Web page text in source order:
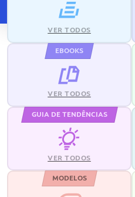
VER TODOS
EBOOKS
VER TODOS
GUIA DE TENDÊNCIAS
VER TODOS
MODELOS